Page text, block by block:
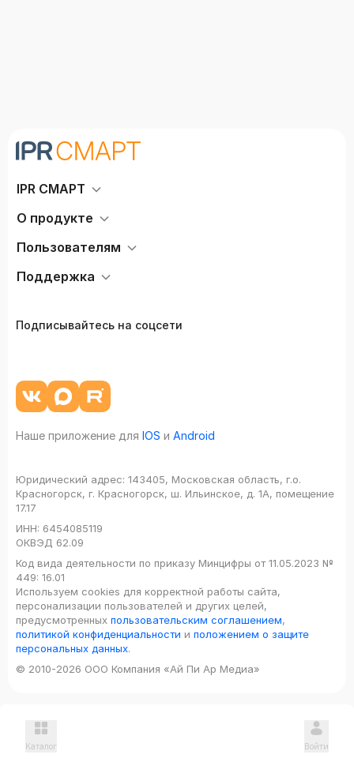
IPR СМАРТ
О продукте
Пользователям
Поддержка
Подписывайтесь на соцсети
Наше приложение для IOS и Android
Юридический адрес: 143405, Московская область, г.о.
Красногорск, г. Красногорск, ш. Ильинское, д. 1А, помещение
17.17
ИНН: 6454085119
ОКВЭД 62.09
Код вида деятельности по приказу Минцифры от 11.05.2023 №
449: 16.01
Используем cookies для корректной работы сайта,
персонализации пользователей и других целей,
предусмотренных пользовательским соглашением,
политикой конфиденциальности и положением о защите
персональных данных.
© 2010-2026 ООО Компания «Ай Пи Ар Медиа»
Каталог Войти